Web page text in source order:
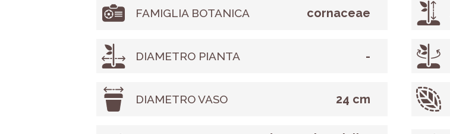
FAMIGLIA BOTANICA cornaceae
DIAMETRO PIANTA -
DIAMETRO VASO 24 cm